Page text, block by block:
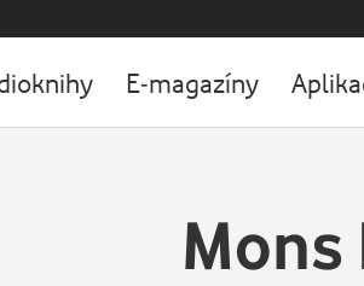
E-magazíny